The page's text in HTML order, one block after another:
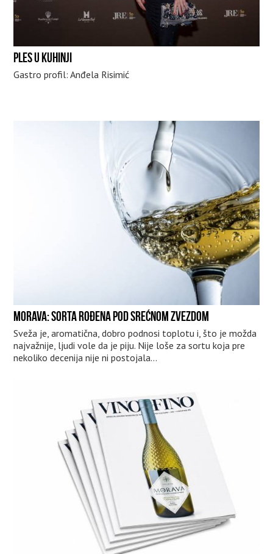
PLES U KUHINJI
Gastro profil: Anđela Risimić
MORAVA: SORTA ROĐENA POD SREĆNOM ZVEZDOM
Sveža je, aromatična, dobro podnosi toplotu i, što je možda
najvažnije, ljudi vole da je piju. Nije loše za sortu koja pre
nekoliko decenija nije ni postojala...